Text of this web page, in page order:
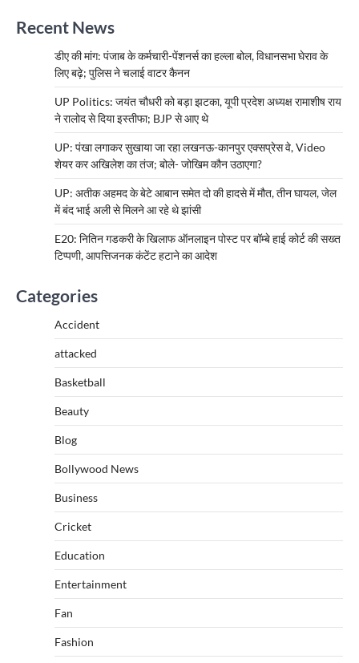
Recent News
डीए की मांग: पंजाब के कर्मचारी-पेंशनर्स का हल्ला बोल, विधानसभा घेराव के
लिए बढ़े; पुलिस ने चलाई वाटर कैनन
UP Politics: जयंत चौधरी को बड़ा झटका, यूपी प्रदेश अध्यक्ष रामाशीष राय
ने रालोद से दिया इस्तीफा; BJP से आए थे
UP: पंखा लगाकर सुखाया जा रहा लखनऊ-कानपुर एक्सप्रेस वे, Video
शेयर कर अखिलेश का तंज; बोले- जोखिम कौन उठाएगा?
UP: अतीक अहमद के बेटे आबान समेत दो की हादसे में मौत, तीन घायल, जेल
में बंद भाई अली से मिलने आ रहे थे झांसी
E20: नितिन गडकरी के खिलाफ ऑनलाइन पोस्ट पर बॉम्बे हाई कोर्ट की सख्त
टिप्पणी, आपत्तिजनक कंटेंट हटाने का आदेश
Categories
Accident
attacked
Basketball
Beauty
Blog
Bollywood News
Business
Cricket
Education
Entertainment
Fan
Fashion